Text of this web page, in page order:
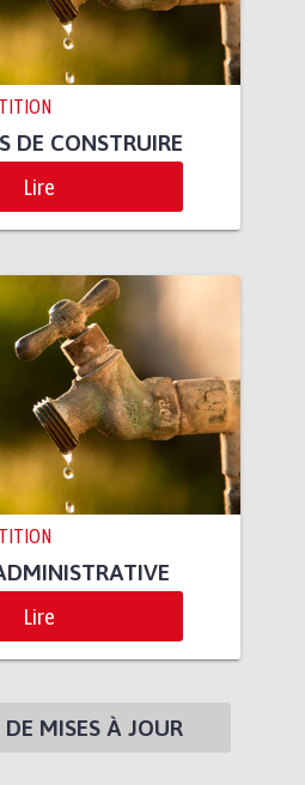
DE CONSTRUIRE
Lire
Lire
MISES À JOUR